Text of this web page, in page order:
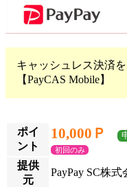
キャッシュレス決済
【PayCAS Mobile】
ポイ
ント
10,000Ｐ
初回のみ
提供
元
PayPay SC株式